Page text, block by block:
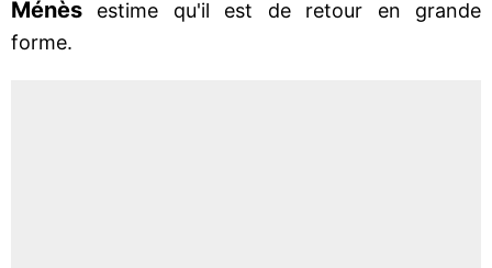
Ménès estime qu'il est de retour en grande
forme.